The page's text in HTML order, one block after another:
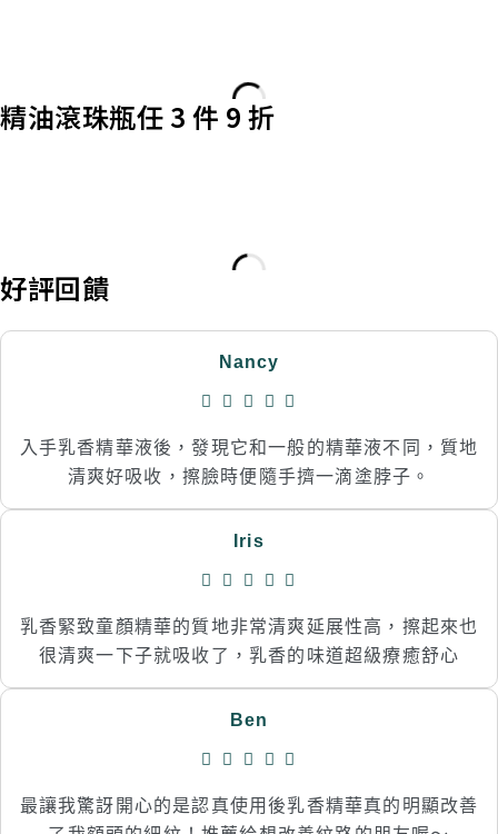
精油滾珠瓶任 3 件 9 折
好評回饋
Nancy
入手乳香精華液後，發現它和一般的精華液不同，質地
清爽好吸收，擦臉時便隨手擠一滴塗脖子。
Iris
乳香緊致童顏精華的質地非常清爽延展性高，擦起來也
很清爽一下子就吸收了，乳香的味道超級療癒舒心
Ben
最讓我驚訝開心的是認真使用後乳香精華真的明顯改善